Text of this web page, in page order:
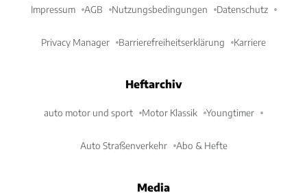
Impressum AGB Nutzungsbedingungen Datenschutz
Privacy Manager Barrierefreiheitserklärung Karriere
Heftarchiv
auto motor und sport Motor Klassik Youngtimer
Auto Straßenverkehr Abo & Hefte
Media